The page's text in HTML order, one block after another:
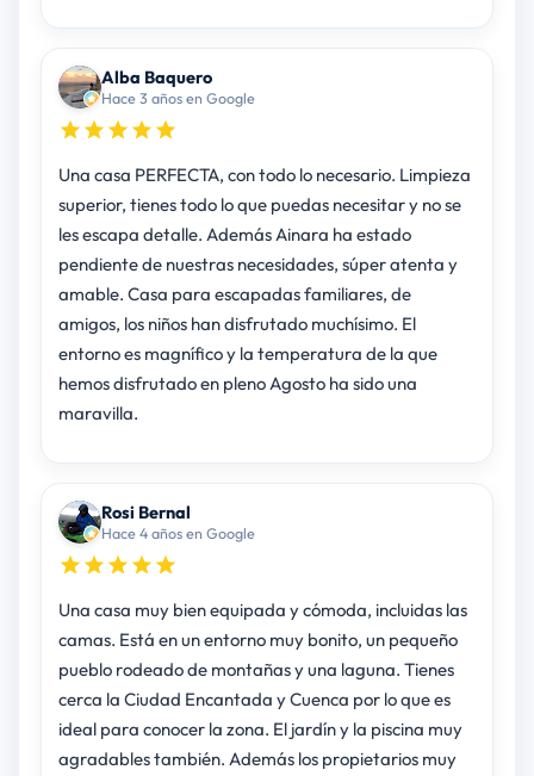
Alba Baquero
Hace 3 años en Google
Una casa PERFECTA, con todo lo necesario. Limpieza
superior, tienes todo lo que puedas necesitar y no se
les escapa detalle. Además Ainara ha estado
pendiente de nuestras necesidades, súper atenta y
amable. Casa para escapadas familiares, de
amigos, los niños han disfrutado muchísimo. El
entorno es magnífico y la temperatura de la que
hemos disfrutado en pleno Agosto ha sido una
maravilla.
Rosi Bernal
Hace 4 años en Google
Una casa muy bien equipada y cómoda, incluidas las
camas. Está en un entorno muy bonito, un pequeño
pueblo rodeado de montañas y una laguna. Tienes
cerca la Ciudad Encantada y Cuenca por lo que es
ideal para conocer la zona. El jardín y la piscina muy
agradables también. Además los propietarios muy